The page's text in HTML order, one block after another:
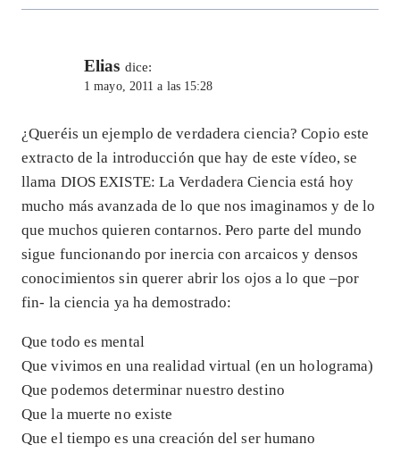
Elias dice:
1 mayo, 2011 a las 15:28
¿Queréis un ejemplo de verdadera ciencia? Copio este
extracto de la introducción que hay de este vídeo, se
llama DIOS EXISTE: La Verdadera Ciencia está hoy
mucho más avanzada de lo que nos imaginamos y de lo
que muchos quieren contarnos. Pero parte del mundo
sigue funcionando por inercia con arcaicos y densos
conocimientos sin querer abrir los ojos a lo que –por
fin- la ciencia ya ha demostrado:
Que todo es mental
Que vivimos en una realidad virtual (en un holograma)
Que podemos determinar nuestro destino
Que la muerte no existe
Que el tiempo es una creación del ser humano